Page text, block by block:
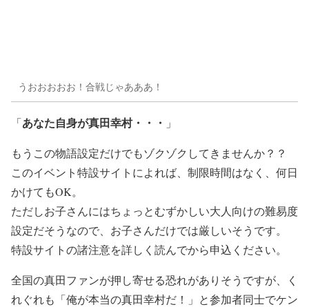
うおおおおお！合戦じゃあああ！
「あなた自身が真田幸村・・・ 」
もうこの物語設定だけでもゾクゾクしてきませんか？？
このイベント特設サイトによれば、制限時間はなく、何日
かけてもOK。
ただしお子さんにはちょっとむずかしい大人向けの難易度
設定だそうなので、お子さんだけでは厳しいそうです。
特設サイトの諸注意を詳しく読んでから申込ください。
全国の真田ファンが押し寄せる恐れがありそうですが、く
れぐれも「俺が本当の真田幸村だ！」と参加者同士でケン